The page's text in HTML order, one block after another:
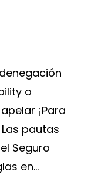
o
¡Para
pautas
Seguro
en...